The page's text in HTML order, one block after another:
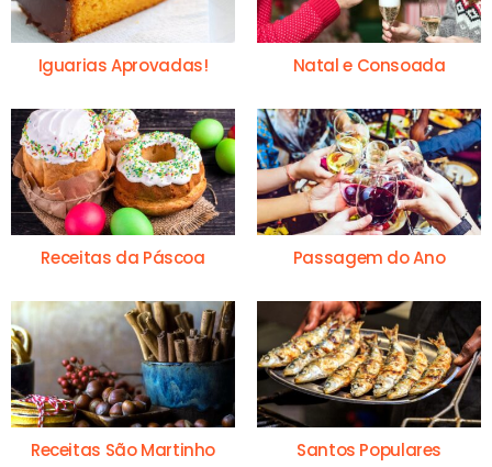
Iguarias Aprovadas! Natal e Consoada
Receitas da Páscoa Passagem do Ano
Receitas São Martinho Santos Populares